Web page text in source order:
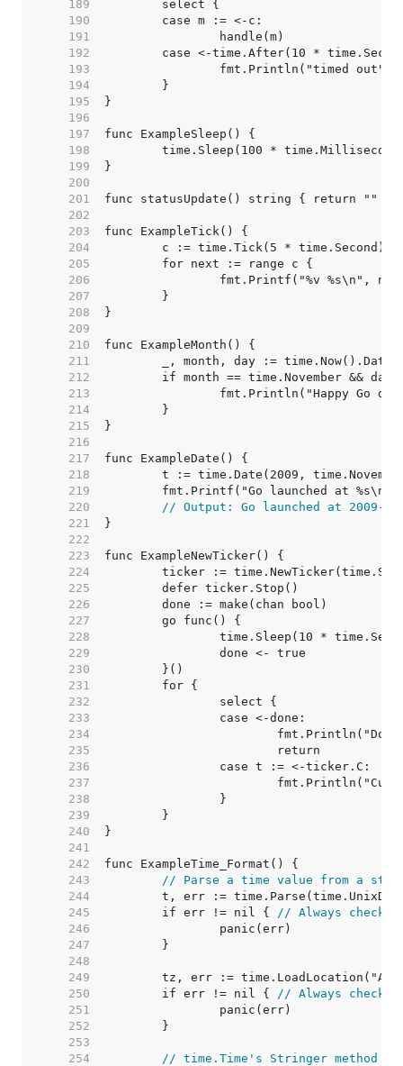
   189
   190
   191
   192
   193
   194
   195
   196
   197
   198
   199
   200
   201
   202
   203
   204
   205
   206
   207
   208
   209
   210
   211
   212
   213
   214
   215
   216
   217
   218
   219
   220
// Output: Go launched at 2009-
   221
   222
   223
   224
   225
   226
   227
   228
   229
   230
   231
   232
   233
   234
   235
   236
   237
   238
   239
   240
   241
   242
   243
// Parse a time value from a
   244
   245
	if err != nil {
// Always check
   246
   247
   248
   249
   250
	if err != nil {
// Always check
   251
   252
   253
   254
// time.Time's Stringer method